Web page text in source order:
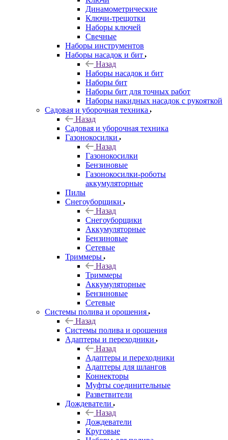
Динамометрические
Ключи-трещотки
Наборы ключей
Свечные
Наборы инструментов
Наборы насадок и бит
Назад
Наборы насадок и бит
Наборы бит
Наборы бит для точных работ
Наборы накидных насадок с рукояткой
Садовая и уборочная техника
Назад
Садовая и уборочная техника
Газонокосилки
Назад
Газонокосилки
Бензиновые
Газонокосилки-роботы
аккумуляторные
Пилы
Снегоуборщики
Назад
Снегоуборщики
Аккумуляторные
Бензиновые
Сетевые
Триммеры
Назад
Триммеры
Аккумуляторные
Бензиновые
Сетевые
Системы полива и орошения
Назад
Системы полива и орошения
Адаптеры и переходники
Назад
Адаптеры и переходники
Адаптеры для шлангов
Коннекторы
Муфты соединительные
Разветвители
Дождеватели
Назад
Дождеватели
Круговые